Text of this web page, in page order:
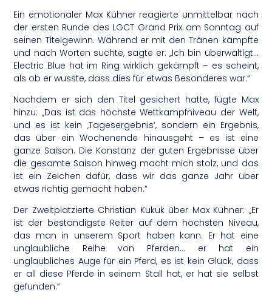
Ein emotionaler Max Kühner reagierte unmittelbar nach
der ersten Runde des LGCT Grand Prix am Sonntag auf
seinen Titelgewinn. Während er mit den Tränen kämpfte
und nach Worten suchte, sagte er: „Ich bin überwältigt…
Electric Blue hat im Ring wirklich gekämpft – es scheint,
als ob er wusste, dass dies für etwas Besonderes war.“
Nachdem er sich den Titel gesichert hatte, fügte Max
hinzu: „Das ist das höchste Wettkampfniveau der Welt,
und es ist kein ‚Tagesergebnis‘, sondern ein Ergebnis,
das über ein Wochenende hinausgeht – es ist eine
ganze Saison. Die Konstanz der guten Ergebnisse über
die gesamte Saison hinweg macht mich stolz, und das
ist ein Zeichen dafür, dass wir das ganze Jahr über
etwas richtig gemacht haben.“
Der Zweitplatzierte Christian Kukuk über Max Kühner: „Er
ist der beständigste Reiter auf dem höchsten Niveau,
das man in unserem Sport haben kann. Er hat eine
unglaubliche Reihe von Pferden… er hat ein
unglaubliches Auge für ein Pferd, es ist kein Glück, dass
er all diese Pferde in seinem Stall hat, er hat sie selbst
gefunden.“